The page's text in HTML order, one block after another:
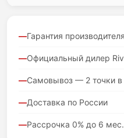
Гарантия производителя
Официальный дилер
Самовывоз — 2 точки в
Доставка по России
Рассрочка 0% до 6 мес.